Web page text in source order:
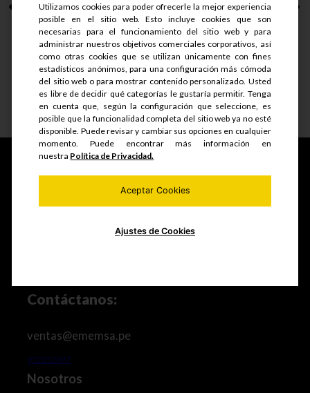
S/.33
S/. 24.75
Ver detalle
Fabricamos y comercializamos productos seriados,
estructuras metálicas, realizamos mantenimiento de
especializada y mucho más.
Contáctanos:
ventas@ememsa.pe
952252097
Nosotros
Utilizamos cookies para poder ofrecerle la mejor experiencia
posible en el sitio web. Esto incluye cookies que son
necesarias para el funcionamiento del sitio web y para
administrar nuestros objetivos comerciales corporativos, así
como otras cookies que se utilizan únicamente con fines
estadísticos anónimos, para una configuración más cómoda
del sitio web o para mostrar contenido personalizado. Usted
es libre de decidir qué categorías le gustaría permitir. Tenga
en cuenta que, según la configuración que seleccione, es
posible que la funcionalidad completa del sitio web ya no esté
disponible. Puede revisar y cambiar sus opciones en cualquier
momento. Puede encontrar más información en
nuestra Política de Privacidad.
Aceptar Cookies
Ajustes de Cookies